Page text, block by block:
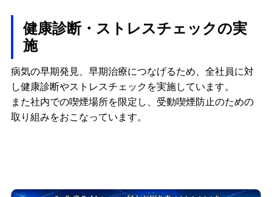
健康診断・ストレスチェックの実
施
病気の早期発見、早期治療につなげるため、全社員に対
し健康診断やストレスチェックを実施しています。
また社内での喫煙場所を限定し、受動喫煙防止のための
取り組みをおこなっています。